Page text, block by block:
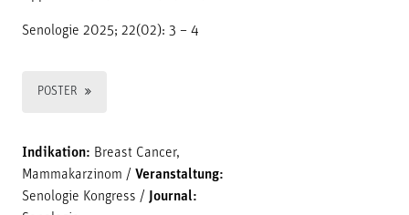
Senologie 2025; 22(02): 3 – 4
POSTER
Indikation: Breast Cancer,
Mammakarzinom / Veranstaltung:
Senologie Kongress /
Journal: